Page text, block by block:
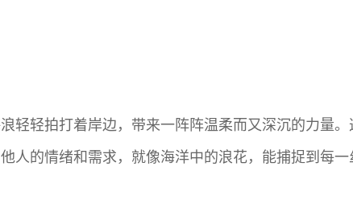
轻轻拍打着岸边，带来一阵阵温柔而又深沉的力量
人的情绪和需求，就像海洋中的浪花，能捕捉到每一